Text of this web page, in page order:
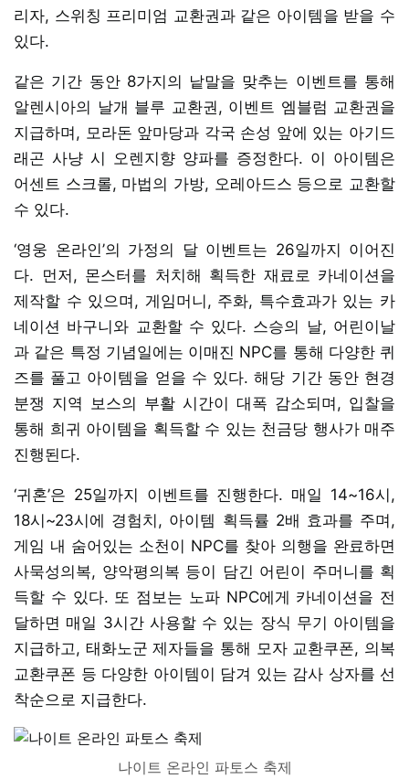
리자, 스위칭 프리미엄 교환권과 같은 아이템을 받을 수
있다.
같은 기간 동안 8가지의 낱말을 맞추는 이벤트를 통해
알렌시아의 날개 블루 교환권, 이벤트 엠블럼 교환권을
지급하며, 모라돈 앞마당과 각국 손성 앞에 있는 아기드
래곤 사냥 시 오렌지향 양파를 증정한다. 이 아이템은
어센트 스크롤, 마법의 가방, 오레아드스 등으로 교환할
수 있다.
‘영웅 온라인’의 가정의 달 이벤트는 26일까지 이어진
다. 먼저, 몬스터를 처치해 획득한 재료로 카네이션을
제작할 수 있으며, 게임머니, 주화, 특수효과가 있는 카
네이션 바구니와 교환할 수 있다. 스승의 날, 어린이날
과 같은 특정 기념일에는 이매진 NPC를 통해 다양한 퀴
즈를 풀고 아이템을 얻을 수 있다. 해당 기간 동안 현경
분쟁 지역 보스의 부활 시간이 대폭 감소되며, 입찰을
통해 희귀 아이템을 획득할 수 있는 천금당 행사가 매주
진행된다.
‘귀혼’은 25일까지 이벤트를 진행한다. 매일 14~16시,
18시~23시에 경험치, 아이템 획득률 2배 효과를 주며,
게임 내 숨어있는 소천이 NPC를 찾아 의행을 완료하면
사묵성의복, 양악평의복 등이 담긴 어린이 주머니를 획
득할 수 있다. 또 점보는 노파 NPC에게 카네이션을 전
달하면 매일 3시간 사용할 수 있는 장식 무기 아이템을
지급하고, 태화노군 제자들을 통해 모자 교환쿠폰, 의복
교환쿠폰 등 다양한 아이템이 담겨 있는 감사 상자를 선
착순으로 지급한다.
나이트 온라인 파토스 축제